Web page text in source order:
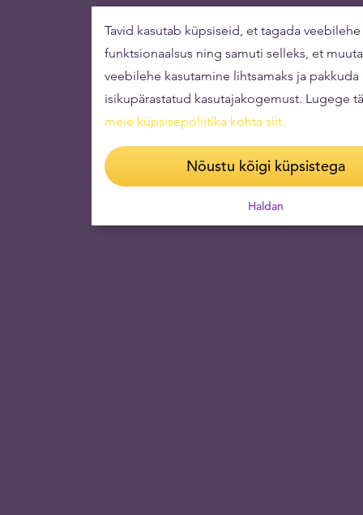
Tavid kasutab küpsiseid, et tagada
funktsionaalsus ning samuti selleks, et
veebilehe kasutamine lihtsamaks ja pakkuda
isikupärastatud kasutajakogemust. Lugege
meie küpsisepoliitika kohta siit.
Nõustu kõigi küpsistega
Haldan